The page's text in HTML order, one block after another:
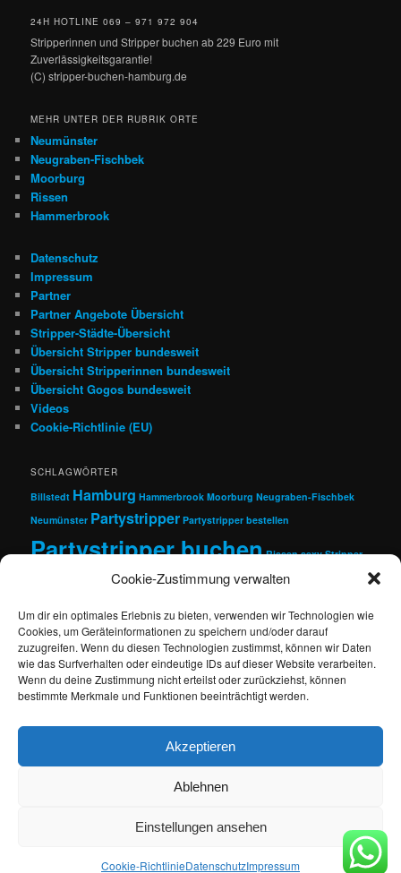
Cookie-Zustimmung verwalten
Um dir ein optimales Erlebnis zu bieten, verwenden wir Technologien wie
Cookies, um Geräteinformationen zu speichern und/oder darauf
zuzugreifen. Wenn du diesen Technologien zustimmst, können wir Daten
wie das Surfverhalten oder eindeutige IDs auf dieser Website verarbeiten.
Wenn du deine Zustimmung nicht erteilst oder zurückziehst, können
bestimmte Merkmale und Funktionen beeinträchtigt werden.
Akzeptieren
Ablehnen
Einstellungen ansehen
Cookie-RichtlinieDatenschutzImpressum
24H HOTLINE 069 – 971 972 904
Stripperinnen und Stripper buchen ab 229 Euro mit
Zuverlässigkeitsgarantie!
(C) stripper-buchen-hamburg.de
MEHR UNTER DER RUBRIK ORTE
Neumünster
Neugraben-Fischbek
Moorburg
Rissen
Hammerbrook
Datenschutz
Impressum
Partner
Partner Angebote Übersicht
Stripper-Städte-Übersicht
Übersicht Stripper bundesweit
Übersicht Stripperinnen bundesweit
Übersicht Gogos bundesweit
Videos
Cookie-Richtlinie (EU)
SCHLAGWÖRTER
Billstedt Hamburg Hammerbrook Moorburg Neugraben-Fischbek
Neumünster Partystripper Partystripper bestellen
Partystripper buchen Rissen sexy Stripper
Strip AgenturStripper Stripper bestellen
Stripper buchen
Suchen